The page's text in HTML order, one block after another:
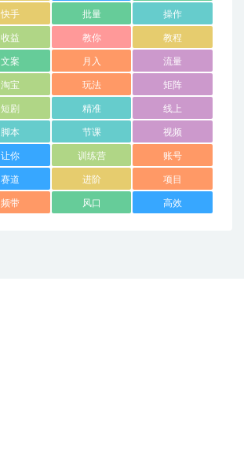
快手 批量 操作
收益 教你 教程
文案 月入 流量
淘宝 玩法 矩阵
短剧 精准 线上
脚本 节课 视频
让你 训练营 账号
赛道 进阶 项目
频带 风口 高效